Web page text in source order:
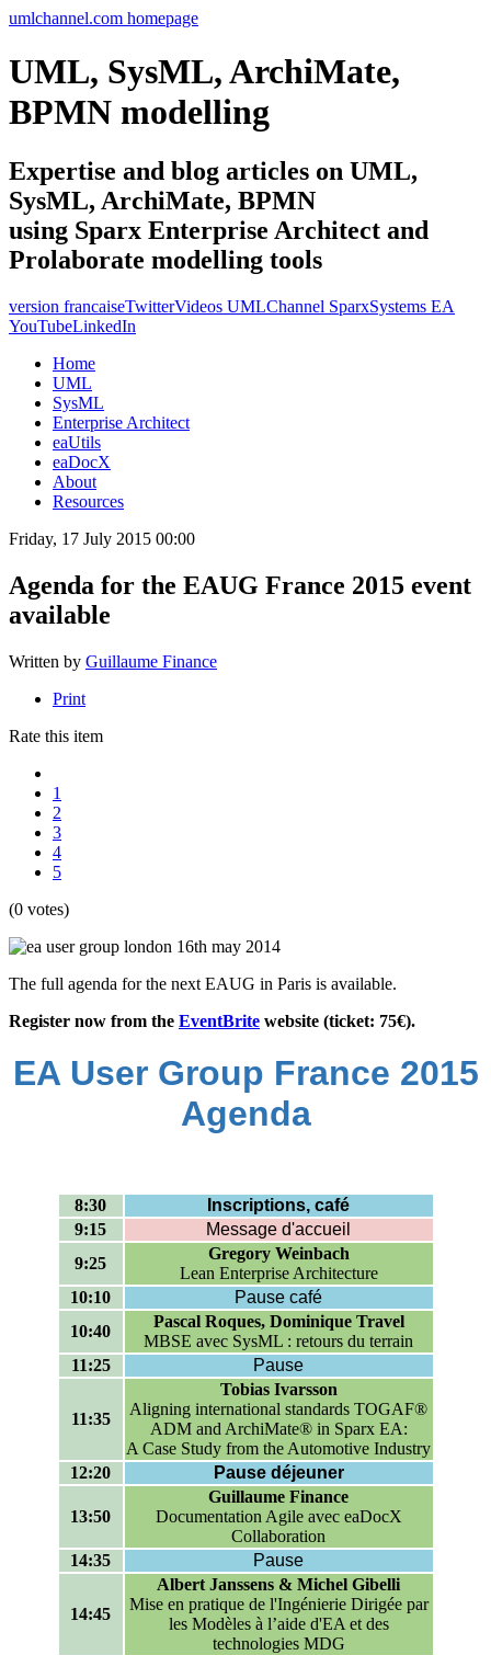
umlchannel.com homepage
UML, SysML, ArchiMate,
BPMN modelling
Expertise and blog articles on UML,
SysML, ArchiMate, BPMN
using Sparx Enterprise Architect and
Prolaborate modelling tools
version francaiseTwitterVideos UMLChannel SparxSystems EA
YouTubeLinkedIn
Home
UML
SysML
Enterprise Architect
eaUtils
eaDocX
About
Resources
Friday, 17 July 2015 00:00
Agenda for the EAUG France 2015 event
available
Written by Guillaume Finance
Print
Rate this item
1
2
3
4
5
(0 votes)
The full agenda for the next EAUG in Paris is available.
Register now from the EventBrite website (ticket: 75€).
EA User Group France 2015
Agenda
8:30
Inscriptions, café
9:15
Message d'accueil
9:25
Gregory Weinbach
Lean Enterprise Architecture
10:10
Pause café
10:40
Pascal Roques, Dominique Travel
MBSE avec SysML : retours du terrain
11:25
Pause
11:35
Tobias Ivarsson
Aligning international standards TOGAF®
ADM and ArchiMate® in Sparx EA:
A Case Study from the Automotive Industry
12:20
Pause déjeuner
13:50
Guillaume Finance
Documentation Agile avec eaDocX
Collaboration
14:35
Pause
14:45
Albert Janssens & Michel Gibelli
Mise en pratique de l'Ingénierie Dirigée par
les Modèles à l’aide d'EA et des
technologies MDG